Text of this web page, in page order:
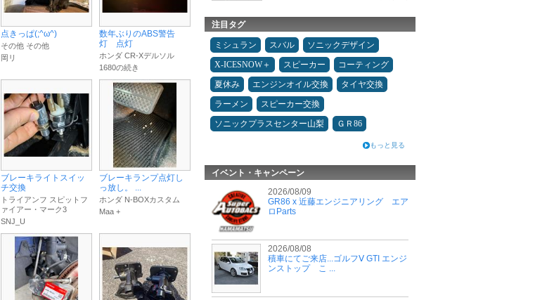
点きっぱ(;^ω^)
その他 その他
岡リ
数年ぶりのABS警告
灯 点灯
ホンダ CR-Xデルソル
1680の続き
ブレーキライトスイッ
チ交換
トライアンフ スピットフ
ァイアー・マーク3
SNJ_U
ブレーキランプ点灯し
っ放し。 ...
ホンダ N-BOXカスタム
Maa +
注目タグ
ミシュラン スバル
ソニックデザイン
X-ICESNOW＋
スピーカー
コーティング
夏休み
エンジンオイル交換
タイヤ交換
ラーメン
スピーカー交換
ソニックプラスセンター山梨
ＧＲ86
もっと見る
イベント・キャンペーン
2026/08/09
GR86 x 近藤エンジニアリング エア
ロParts
2026/08/08
積車にてご来店...ゴルフⅤ GTI エンジ
ンストップ こ ...